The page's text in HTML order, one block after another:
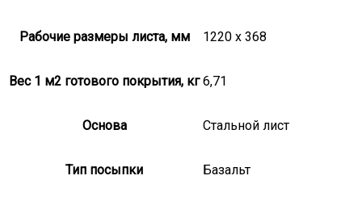
Рабочие размеры листа, мм 1220 x 368
Вес 1 м2 готового покрытия, кг 6,71
Основа Стальной лист
Тип посыпки Базальт